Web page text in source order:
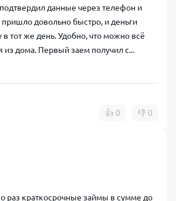
данные через телефон и
довольно быстро, и деньги
в тот же день. Удобно, что можно всё
из дома. Первый заем получил с...
👍 0 👎 0
раз краткосрочные займы в сумме до